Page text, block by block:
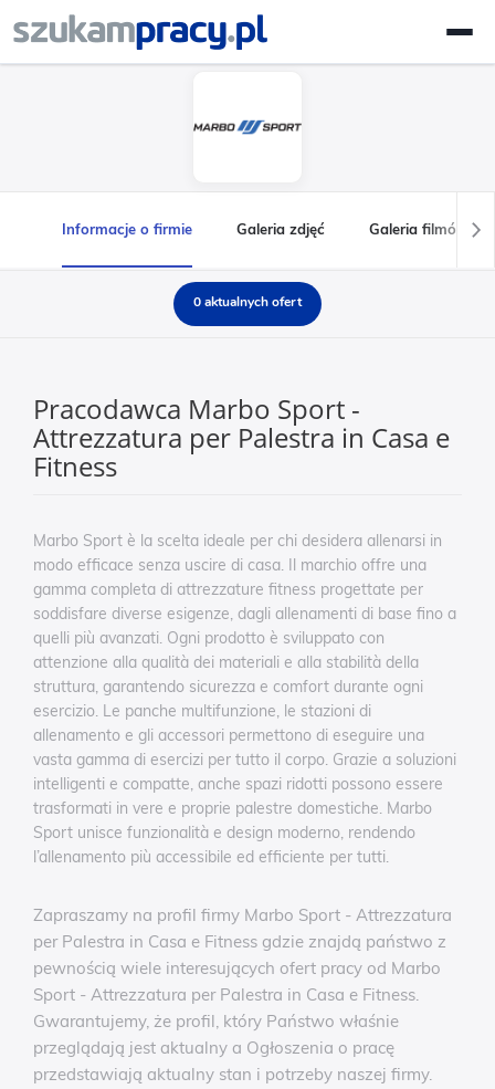
Informacje o firmie Galeria zdjęć Galeria filmów
0 aktualnych ofert
Pracodawca Marbo Sport -
Attrezzatura per Palestra in Casa e
Fitness
Marbo Sport è la scelta ideale per chi desidera allenarsi in
modo efficace senza uscire di casa. Il marchio offre una
gamma completa di attrezzature fitness progettate per
soddisfare diverse esigenze, dagli allenamenti di base fino a
quelli più avanzati. Ogni prodotto è sviluppato con
attenzione alla qualità dei materiali e alla stabilità della
struttura, garantendo sicurezza e comfort durante ogni
esercizio. Le panche multifunzione, le stazioni di
allenamento e gli accessori permettono di eseguire una
vasta gamma di esercizi per tutto il corpo. Grazie a soluzioni
intelligenti e compatte, anche spazi ridotti possono essere
trasformati in vere e proprie palestre domestiche. Marbo
Sport unisce funzionalità e design moderno, rendendo
l’allenamento più accessibile ed efficiente per tutti.
Zapraszamy na profil firmy Marbo Sport - Attrezzatura
per Palestra in Casa e Fitness gdzie znajdą państwo z
pewnością wiele interesujących ofert pracy od Marbo
Sport - Attrezzatura per Palestra in Casa e Fitness.
Gwarantujemy, że profil, który Państwo właśnie
przeglądają jest aktualny a Ogłoszenia o pracę
przedstawiają aktualny stan i potrzeby naszej firmy.